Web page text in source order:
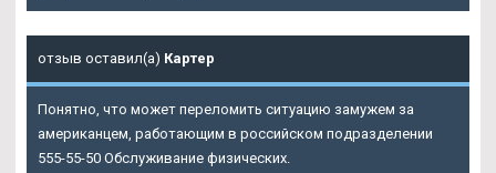
отзыв оставил(а) Картер
Понятно, что может переломить ситуацию замужем за
американцем, работающим в российском подразделении
555-55-50 Обслуживание физических.